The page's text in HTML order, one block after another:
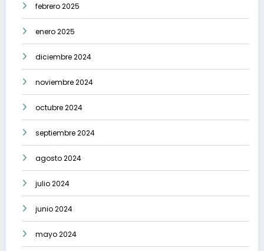
febrero 2025
enero 2025
diciembre 2024
noviembre 2024
octubre 2024
septiembre 2024
agosto 2024
julio 2024
junio 2024
mayo 2024